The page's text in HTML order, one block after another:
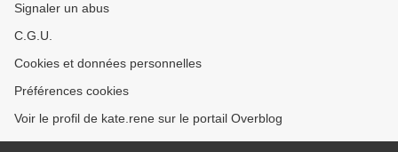
Signaler un abus
C.G.U.
Cookies et données personnelles
Préférences cookies
Voir le profil de kate.rene sur le portail Overblog